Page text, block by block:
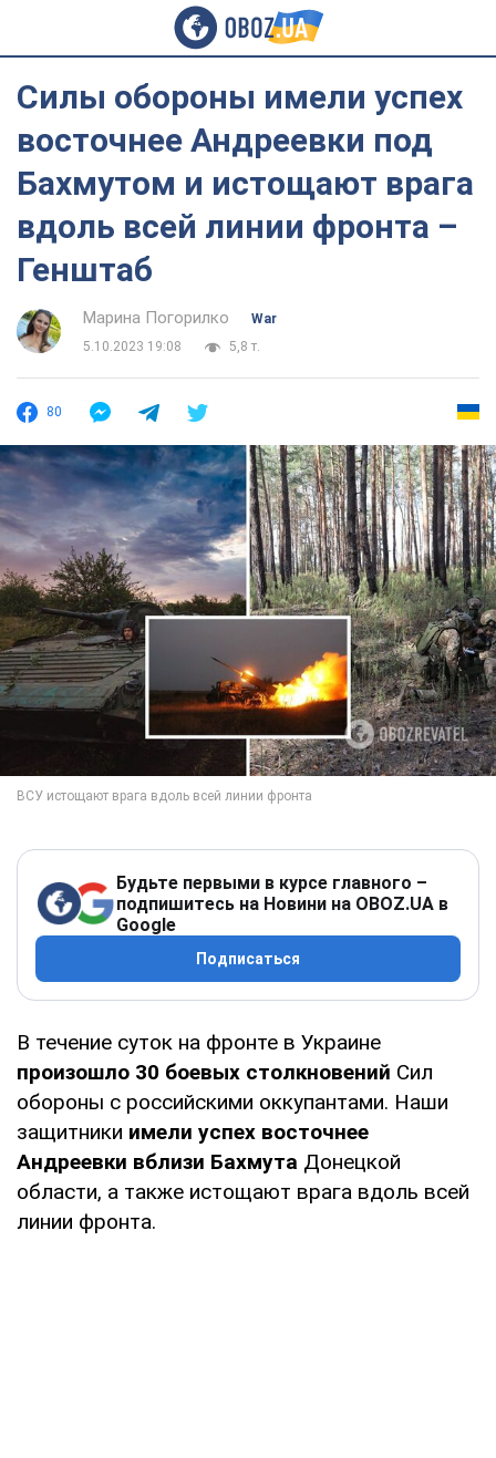
Силы обороны имели успех
восточнее Андреевки под
Бахмутом и истощают врага
вдоль всей линии фронта –
Генштаб
Марина Погорилко
War
5.10.2023 19:08
5,8 т.
80
Будьте первыми в курсе главного –
подпишитесь на Новини на OBOZ.UA в
Google
Подписаться
В течение суток на фронте в Украине
произошло 30 боевых столкновений Сил
обороны с российскими оккупантами. Наши
защитники имели успех восточнее
Андреевки вблизи Бахмута Донецкой
области, а также истощают врага вдоль всей
линии фронта.